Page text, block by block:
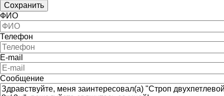
ФИО
Телефон
E-mail
Сообщение